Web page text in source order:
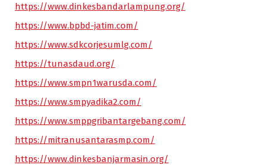
https://www.dinkesbandarlampung.org/
https://www.bpbd-jatim.com/
https://www.sdkcorjesumlg.com/
https://tunasdaud.org/
https://www.smpn1warusda.com/
https://www.smpyadika2.com/
https://www.smppgribantargebang.com/
https://mitranusantarasmp.com/
https://www.dinkesbanjarmasin.org/